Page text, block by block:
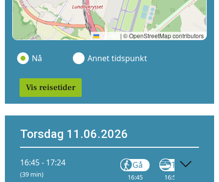
Leaflet | © OpenStreetMap contributors
Nå Annet tidspunkt
Vis reisetider
Torsdag 11.06.2026
16:45 - 17:24
(39 min)
Gå
16:45
Tog
16:51